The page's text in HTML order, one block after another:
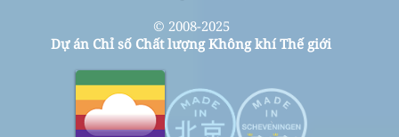
© 2008-2025
Dự án Chỉ số Chất lượng Không khí Thế giới